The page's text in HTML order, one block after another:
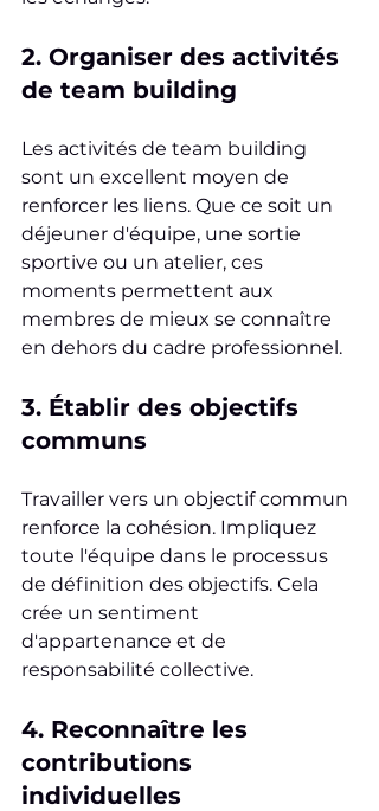
2. Organiser des activités
de team building
Les activités de team building
sont un excellent moyen de
renforcer les liens. Que ce soit un
déjeuner d'équipe, une sortie
sportive ou un atelier, ces
moments permettent aux
membres de mieux se connaître
en dehors du cadre professionnel.
3. Établir des objectifs
communs
Travailler vers un objectif commun
renforce la cohésion. Impliquez
toute l'équipe dans le processus
de définition des objectifs. Cela
crée un sentiment
d'appartenance et de
responsabilité collective.
4. Reconnaître les
contributions
individuelles